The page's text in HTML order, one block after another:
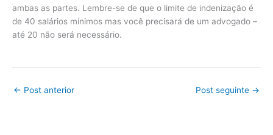
ambas as partes. Lembre-se de que o limite de indenização é
de 40 salários mínimos mas você precisará de um advogado –
até 20 não será necessário.
← Post anterior Post seguinte →